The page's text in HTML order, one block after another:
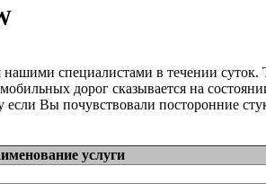
специалистами в течении
дорог сказывается на
если Вы почувствовали посторонние
услуги